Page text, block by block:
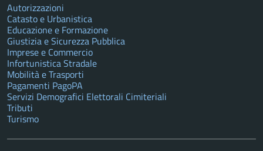
Autorizzazioni
Catasto e Urbanistica
Educazione e Formazione
Giustizia e Sicurezza Pubblica
Imprese e Commercio
Infortunistica Stradale
Mobilità e Trasporti
Pagamenti PagoPA
Servizi Demografici Elettorali Cimiteriali
Tributi
Turismo